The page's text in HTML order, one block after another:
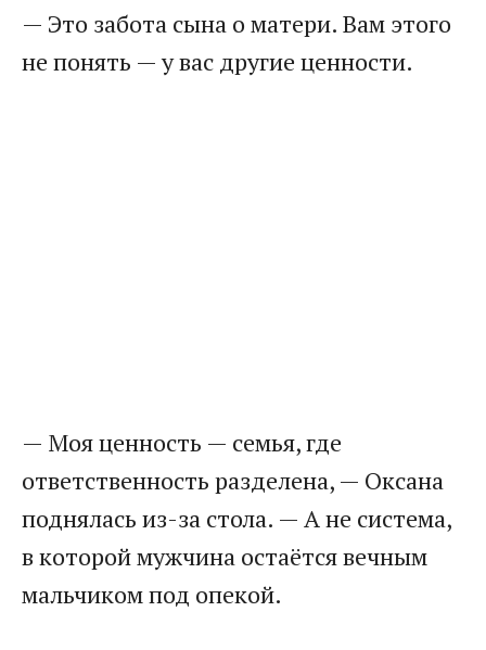
— Это забота сына о матери. Вам этого
не понять — у вас другие ценности.
— Моя ценность — семья, где
ответственность разделена, — Оксана
поднялась из-за стола. — А не система,
в которой мужчина остаётся вечным
мальчиком под опекой.